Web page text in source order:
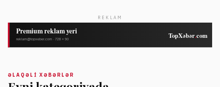
REKLAM
ƏLAQƏLI XƏBƏRLƏR